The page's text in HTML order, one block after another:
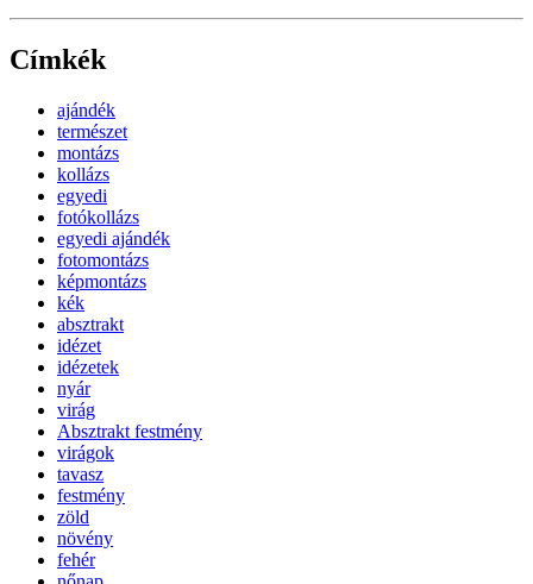
Címkék
ajándék
természet
montázs
kollázs
egyedi
fotókollázs
egyedi ajándék
fotomontázs
képmontázs
kék
absztrakt
idézet
idézetek
nyár
virág
Absztrakt festmény
virágok
tavasz
festmény
zöld
növény
fehér